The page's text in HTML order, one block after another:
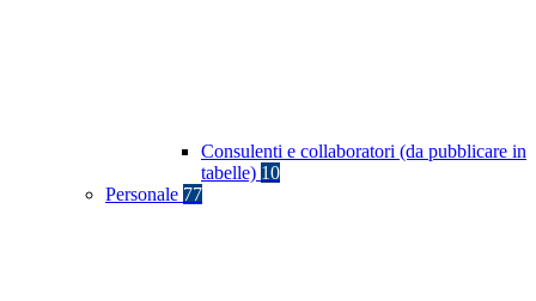
Consulenti e collaboratori (da pubblicare in
tabelle) 10
Personale 77